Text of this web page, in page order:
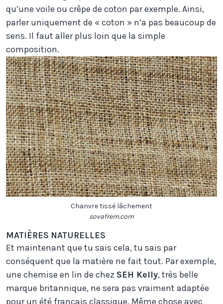
qu’une voile ou crêpe de coton par exemple. Ainsi,
parler uniquement de « coton » n’a pas beaucoup de
sens. Il faut aller plus loin que la simple
composition.
Chanvre tissé lâchement
sovafrem.com
MATIÈRES NATURELLES
Et maintenant que tu sais cela, tu sais par
conséquent que la matière ne fait tout. Par exemple,
une chemise en lin de chez SEH Kelly, très belle
marque britannique, ne sera pas vraiment adaptée
pour un été français classique. Même chose avec